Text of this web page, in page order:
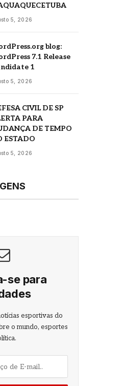
5, 2026
blog:
7.1 Release
1
5, 2026
CIVIL DE SP
PARA
DE TEMPO
ESTADO
5, 2026
se para
esportivas do
o mundo, esportes